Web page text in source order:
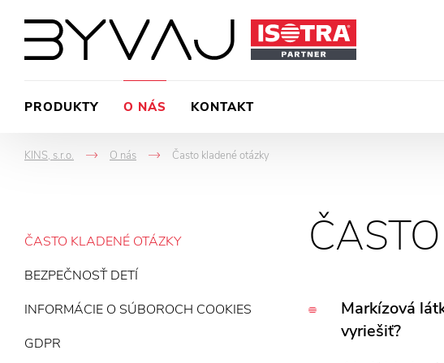
PRODUKTY O NÁS KONTAKT
KINS, s.r.o.
->
O nás Často kladené otázky
ČASTO KLADENÉ OTÁZKY
BEZPEČNOSŤ DETÍ
INFORMÁCIE O SÚBOROCH COOKIES
GDPR
Markízová
vyriešiť?